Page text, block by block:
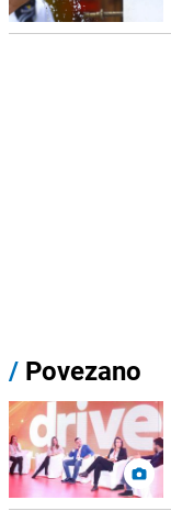
/ Povezano